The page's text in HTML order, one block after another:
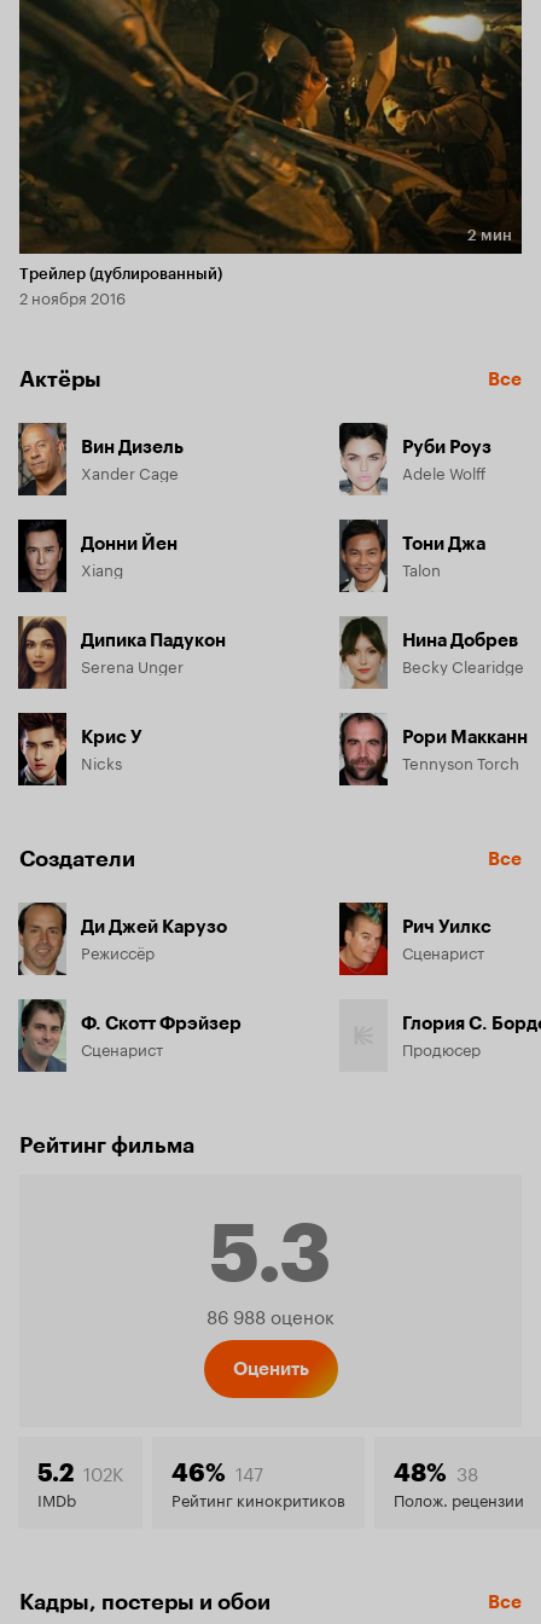
Длительность 2 мин
2 мин
Трейлер (дублированный)
2 ноября 2016
Актёры Все
Вин Дизель
Xander Cage
Донни Йен
Xiang
Дипика Падукон
Serena Unger
Крис У
Nicks
Руби Роуз
Adele Wolff
Тони Джа
Talon
Нина Добрев
Becky Clearidge
Рори Макканн
Tennyson Torch
Создатели Все
Ди Джей Карузо
Режиссёр
Ф. Скотт Фрэйзер
Сценарист
Рич Уилкс
Сценарист
Глория С.
Продюсер
Рейтинг фильма
5.3
Рейтинг
5.3
86 988 оценок
Оценить
5.2 102K
IMDb
46% 147
Рейтинг кинокритиков
48% 38
Полож. рецензии
Кадры, постеры и обои Все